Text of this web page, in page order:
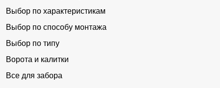
Выбор по характеристикам
Выбор по способу монтажа
Выбор по типу
Ворота и калитки
Все для забора